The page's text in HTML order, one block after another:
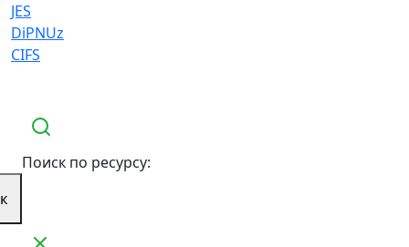
JES
DiPNUz
CIFS
Поиск по ресурсу: